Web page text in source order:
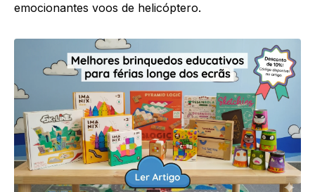
emocionantes voos de helicóptero.